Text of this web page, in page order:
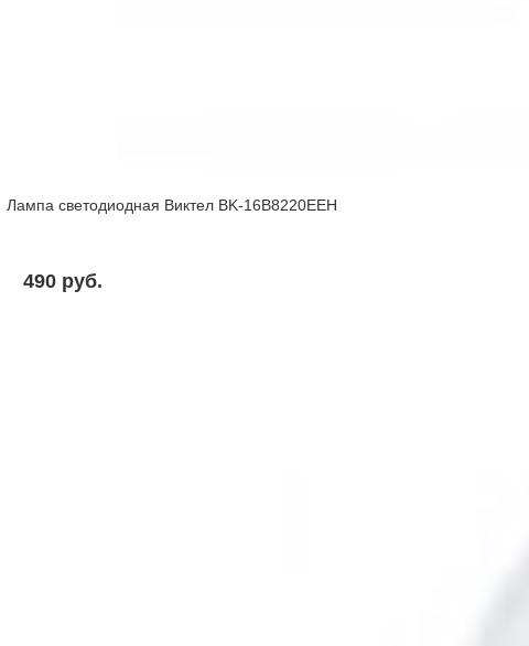
Лампа светодиодная Виктел BK-16B8220EEH
490 pуб.